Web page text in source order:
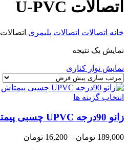
اتصالات U-PVC
خانه اتصالات اتصالات پلیمری اتصالات U-PVC
نمایش یک نتیجه
نمایش نوار کناری
انتخاب گزینه ها
زانو 90درجه UPVC چسبی پیمتاش
189,000 تومان –
16,200 تومان